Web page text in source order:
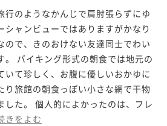
行のようなかんじで肩肘張らずにゆ
シャンビューではありますがかなり
ので、きのおけない友達同士でわい
。 バイキング形式の朝食では地元の
いて珍しく、お腹に優しいおかゆに
り旅館の朝食っぽい小さな網で干物
した。 個人的によかったのは、フレ
きをよむ